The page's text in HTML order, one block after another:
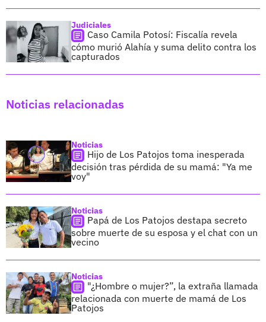
Judiciales
Caso Camila Potosí: Fiscalía revela
cómo murió Alahía y suma delito contra los
capturados
Noticias relacionadas
Noticias
Hijo de Los Patojos toma inesperada
decisión tras pérdida de su mamá: "Ya me
voy"
Noticias
Papá de Los Patojos destapa secreto
sobre muerte de su esposa y el chat con un
vecino
Noticias
"¿Hombre o mujer?”, la extraña llamada
relacionada con muerte de mamá de Los
Patojos